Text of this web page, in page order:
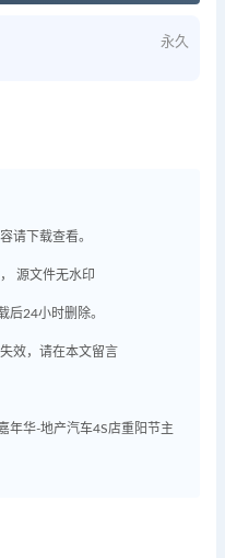
永久
请下载查看。
源文件无水印
后24小时删除。
效，请在本文留言
年华-地产汽车4S店重阳节主